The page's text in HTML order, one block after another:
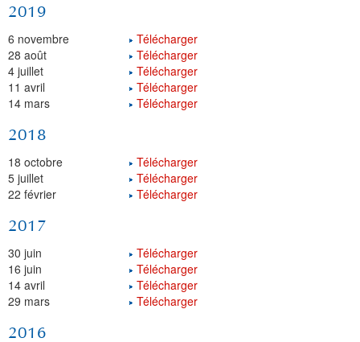
2019
6 novembre
Télécharger
28 août
Télécharger
4 juillet
Télécharger
11 avril
Télécharger
14 mars
Télécharger
2018
18 octobre
Télécharger
5 juillet
Télécharger
22 février
Télécharger
2017
30 juin
Télécharger
16 juin
Télécharger
14 avril
Télécharger
29 mars
Télécharger
2016